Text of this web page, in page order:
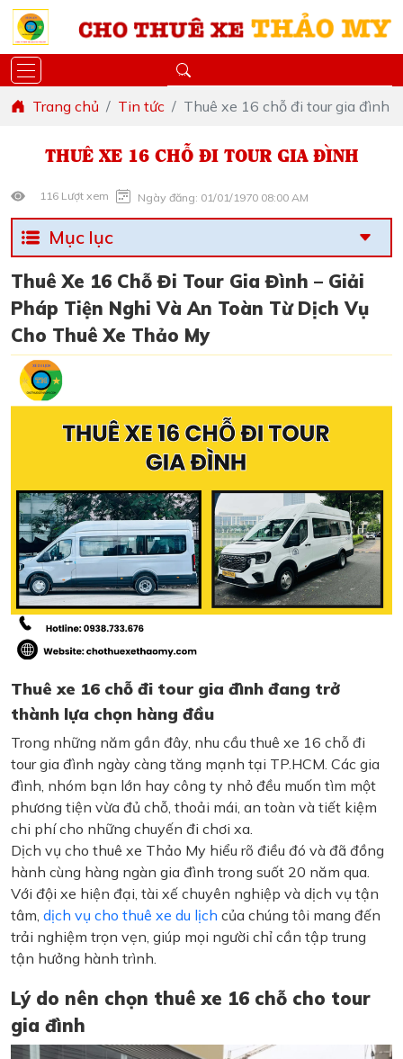
Trang chủ Tin tức Thuê xe 16 chỗ đi tour gia đình
THUÊ XE 16 CHỖ ĐI TOUR GIA ĐÌNH
116 Lượt xem Ngày đăng: 01/01/1970 08:00 AM
Mục lục
Thuê Xe 16 Chỗ Đi Tour Gia Đình – Giải
Pháp Tiện Nghi Và An Toàn Từ Dịch Vụ
Cho Thuê Xe Thảo My
Thuê xe 16 chỗ đi tour gia đình đang trở
thành lựa chọn hàng đầu
Trong những năm gần đây, nhu cầu thuê xe 16 chỗ đi
tour gia đình ngày càng tăng mạnh tại TP.HCM. Các gia
đình, nhóm bạn lớn hay công ty nhỏ đều muốn tìm một
phương tiện vừa đủ chỗ, thoải mái, an toàn và tiết kiệm
chi phí cho những chuyến đi chơi xa.
Dịch vụ cho thuê xe Thảo My hiểu rõ điều đó và đã đồng
hành cùng hàng ngàn gia đình trong suốt 20 năm qua.
Với đội xe hiện đại, tài xế chuyên nghiệp và dịch vụ tận
tâm, dịch vụ cho thuê xe du lịch của chúng tôi mang đến
trải nghiệm trọn vẹn, giúp mọi người chỉ cần tập trung
tận hưởng hành trình.
Lý do nên chọn thuê xe 16 chỗ cho tour
gia đình